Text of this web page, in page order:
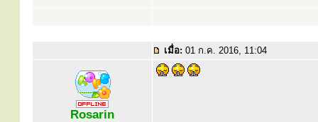
เมื่อ: 01 ก.ค. 2016, 11:04
Rosarin